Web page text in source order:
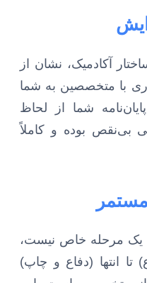
آکادمیک، نشان از
با متخصصین به شما
شما از لحاظ
بی‌نقص بوده و کاملاً
یک مرحله خاص نیست،
تا انتها (دفاع و چاپ)